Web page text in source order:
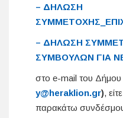
– ΔΗΛΩΣΗ
– ΔΗΛΩΣΗ
ΣΥΜΒΟΥΛΩΝ ΓΙΑ
στο e-mail του Δήμου
y@heraklion.gr),
παρακάτω